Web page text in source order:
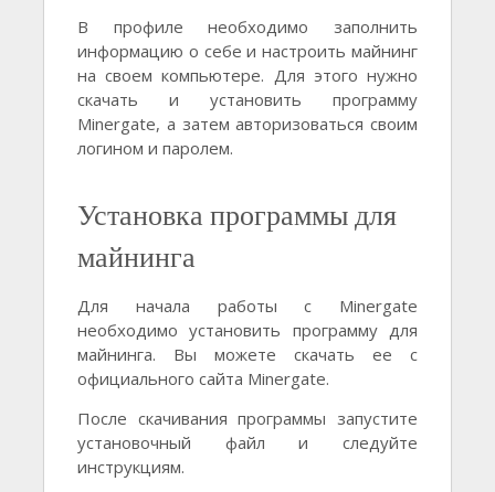
В профиле необходимо заполнить
информацию о себе и настроить майнинг
на своем компьютере. Для этого нужно
скачать и установить программу
Minergate, а затем авторизоваться своим
логином и паролем.
Установка программы для
майнинга
Для начала работы с Minergate
необходимо установить программу для
майнинга. Вы можете скачать ее с
официального сайта Minergate.
После скачивания программы запустите
установочный файл и следуйте
инструкциям.